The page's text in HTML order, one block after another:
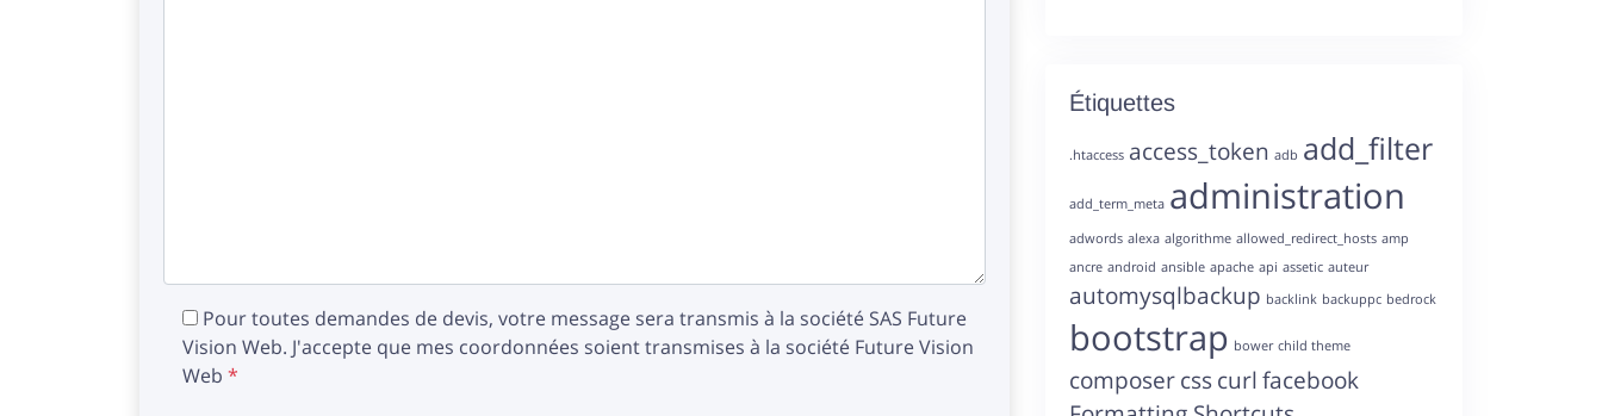
Pour toutes demandes de devis, votre message sera transmis à la société SAS Future
Vision Web. J'accepte que mes coordonnées soient transmises à la société Future Vision
Web *
Étiquettes
.htaccess access_token adb add_filter
add_term_meta administration
adwords alexa algorithme allowed_redirect_hosts amp
ancre android ansible apache api assetic auteur
automysqlbackup backlink backuppc bedrock
bootstrap bower child theme
composercsscurlfacebook